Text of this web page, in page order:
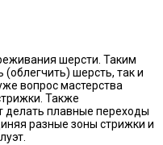
шерсти. Таким
шерсть, так и
вопрос мастерства
Также
плавные переходы
разные зоны стрижки и